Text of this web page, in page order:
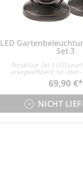
LED
Set 3
PondoStar Set 3 LED
energieeffizient; für Über-
Unterwasser. 69,90 €
NICHT